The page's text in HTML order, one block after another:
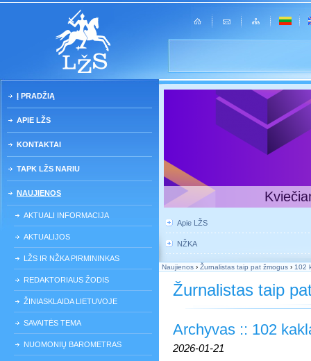
Į PRADŽIĄ
APIE LŽS
KONTAKTAI
TAPK LŽS NARIU
NAUJIENOS
AKTUALI INFORMACIJA
AKTUALIJOS
LŽS IR NŽKA PIRMININKAS
REDAKTORIAUS ŽODIS
ŽINIASKLAIDA LIETUVOJE
SAVAITĖS TEMA
NUOMONIŲ BAROMETRAS
Apie LŽS
NŽKA
Naujienos › Žurnalistas taip pat žmogus › 102
Žurnalistas taip
Archyvas :: 102
2026-01-21